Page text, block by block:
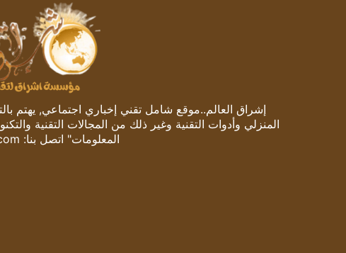
إشراق العالم..موقع شامل تقني إخباري اجتماعي, يهتم
المنزلي وأدوات التقنية وغير ذلك من المجالات التقنية
المعلومات" اتصل بنا: